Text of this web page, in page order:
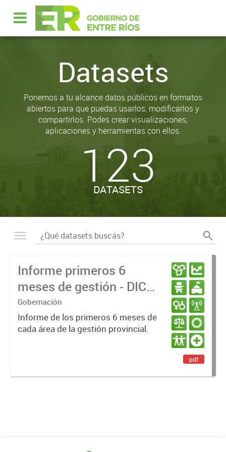
Datasets
Ponemos a tu alcance datos públicos en formatos
abiertos para que puedas usarlos, modificarlos y
compartirlos. Podes crear visualizaciones,
aplicaciones y herramientas con ellos.
123
DATASETS
Informe primeros 6
meses de gestión - DIC
23 / JUN 24
Gobernación
Informe de los primeros 6 meses de
cada área de la gestión provincial.
pdf